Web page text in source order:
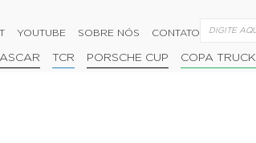
YOUTUBE SOBRE NÓS CONTATO
TCR PORSCHE CUP COPA TRUCK